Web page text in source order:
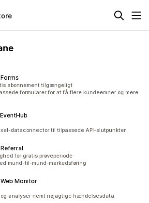
i altabonnement tilgængeligt
formularer for at få flere kundeemner og mere
dataconnector til tilpassede API-slutpunkter.
i alt for gratis prøveperiode
mund-til-mund-markedsføring
Monitor
og analyser nemt nøjagtige hændelsesdata.